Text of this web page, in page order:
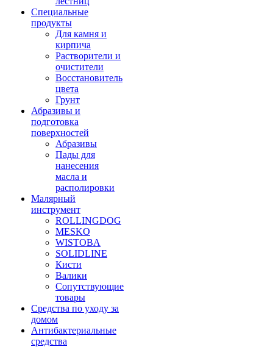
Специальные
продукты
Для камня и
кирпича
Растворители и
очистители
Восстановитель
цвета
Грунт
Абразивы и
подготовка
поверхностей
Абразивы
Пады для
нанесения
масла и
располировки
Малярный
инструмент
ROLLINGDOG
MESKO
WISTOBA
SOLIDLINE
Кисти
Валики
Сопутствующие
товары
Средства по уходу за
домом
Антибактериальные
средства